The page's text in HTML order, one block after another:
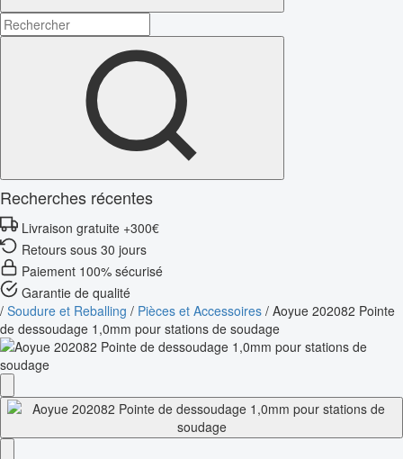
Recherches récentes
Livraison gratuite +300€
Retours sous 30 jours
Paiement 100% sécurisé
Garantie de qualité
/ Soudure et Reballing / Pièces et Accessoires / Aoyue 202082 Pointe
de dessoudage 1,0mm pour stations de soudage